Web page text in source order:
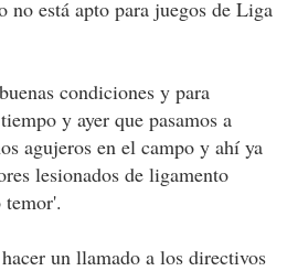
no está apto para juegos de Liga
condiciones y para
y ayer que pasamos a
agujeros en el campo y ahí ya
lesionados de ligamento
temor'.
un llamado a los directivos